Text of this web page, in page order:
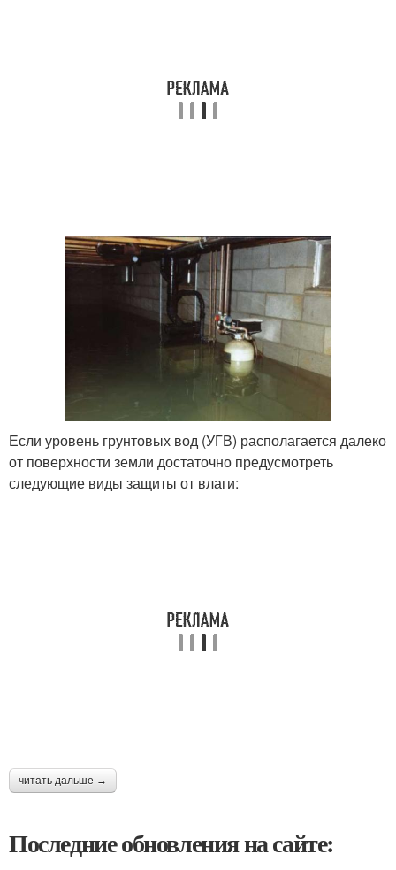
Если уровень грунтовых вод (УГВ) располагается далеко
от поверхности земли достаточно предусмотреть
следующие виды защиты от влаги:
читать дальше →
Последние обновления на сайте: